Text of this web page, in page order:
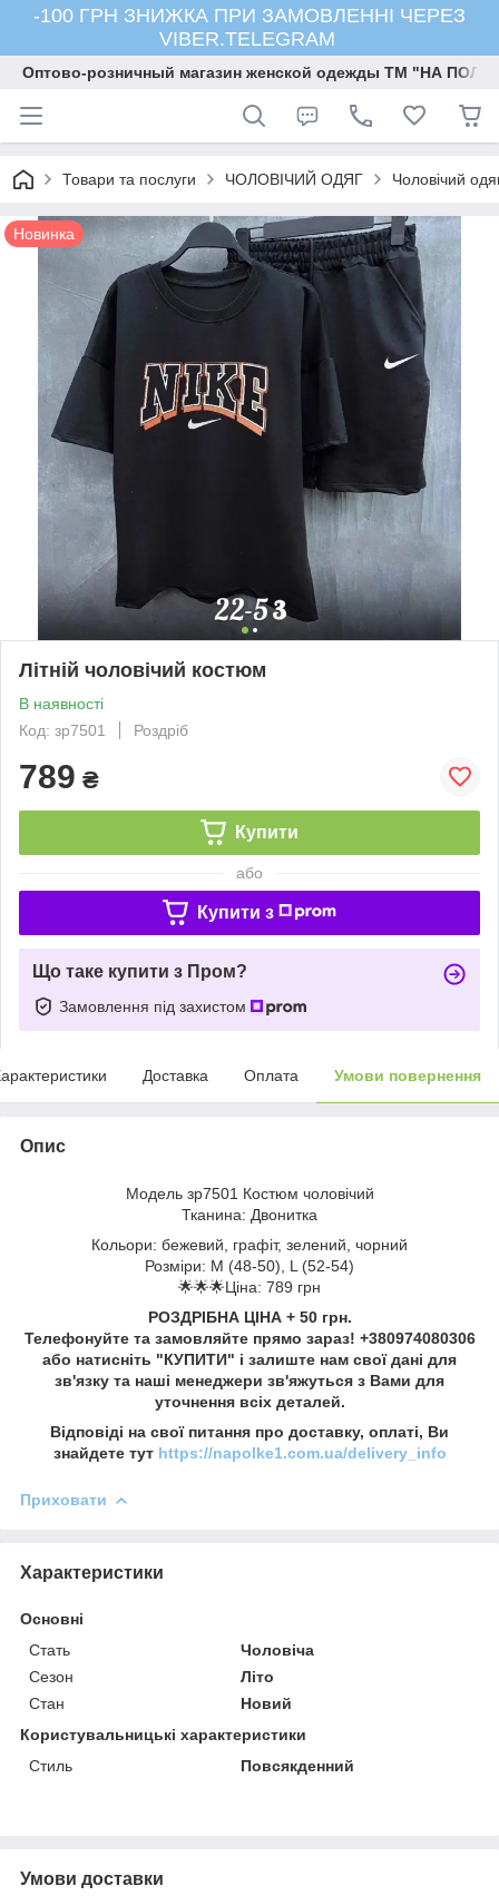
-100 ГРН ЗНИЖКА ПРИ ЗАМОВЛЕННІ ЧЕРЕЗ
VIBER.TELEGRAM
Оптово-розничный магазин женской одежды ТМ "НА
Товари та послуги ЧОЛОВІЧИЙ ОДЯГ Чоловічий
Новинка
Літній чоловічий костюм
В наявності
Код: зр7501
Роздріб
789 ₴
Купити
або
Купити з
Що таке купити з Пром?
Замовлення під захистом
Доставка Оплата Умови повернення
Опис
Модель зр7501 Костюм чоловічий
Тканина: Двонитка
Кольори: бежевий, графіт, зелений, чорний
Розміри: M (48-50), L (52-54)
🌟🌟🌟Ціна: 789 грн
РОЗДРІБНА ЦІНА + 50 грн.
Телефонуйте та замовляйте прямо зараз! +380974080306
або натисніть "КУПИТИ" і залиште нам свої дані для
зв'язку та наші менеджери зв'яжуться з Вами для
уточнення всіх деталей.
Відповіді на свої питання про доставку, оплаті, Ви
знайдете тут https://napolke1.com.ua/delivery_info
Приховати
Характеристики
Основні
Стать
Чоловіча
Сезон
Літо
Стан
Новий
Користувальницькі характеристики
Стиль
Повсякденний
Умови доставки